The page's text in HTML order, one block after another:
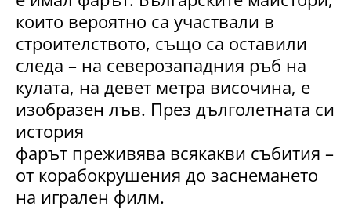
които вероятно са участвали в
строителството, също са оставили
следа – на северозападния ръб на
кулата, на девет метра височина, е
изобразен лъв. През дълголетната си
история
фарът преживява всякакви събития –
от корабокрушения до заснемането
на игрален филм.